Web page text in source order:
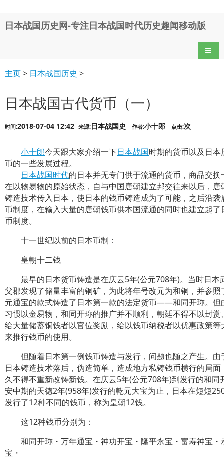
日本战国历史网-专注日本战国时代历史趣闻移动版
导航
主页> 日本战国历史 >
日本战国古代货币（一）
时间:2018-07-04 12:42 来源:日本战国史 作者:小十郎 点击:次
小十郎今天跟大家介绍一下日本战国时期的货币以及日本
币的一些发展过程。
日本战国时代的日本并无专门供于流通的货币，商品交换
在以物易物的原始状态，自与中国唐朝建立邦交往来以后，唐
铸造技术传入日本，使日本的钱币铸造成为了可能，之后沿袭
币制度，在输入大量的唐朝钱币供本国流通的同时也建立起了
币制度。
十一世纪以前的日本币制：
皇朝十二钱
最早的日本货币铸造是在庆云5年(公元708年)。当时日本
父郡发现了储量丰富的铜矿，为此将年号改元为和铜，并参照
元通宝的款式铸造了日本第一款的法定货币——和同开珎。但
习惯以金易物，和同开珎的推广并不顺利，朝廷不得不以封赏
给大量储蓄铜钱者以官位奖励，给以钱币纳税者以优惠政策等
来推行钱币的使用。
但随着日本第一例钱币铸造与发行，问题也随之产生。由
日本铸造技术落后，伪造简单，造成地方私铸钱币横行的局面
久不得不重新改铸新钱。在庆云5年(公元708年)到发行的和同
安中期的天徳2年(958年)发行的乾元大宝为止，日本在短短
发行了12种不同的钱币，称为皇朝12钱。
这12种钱币分别为：
和同开珎・万年通宝・神功开宝・隆平永宝・富寿神宝・
宝・